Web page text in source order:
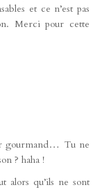
et ce n’est pas
Merci pour cette
gourmand… Tu ne
? haha !
alors qu’ils ne sont